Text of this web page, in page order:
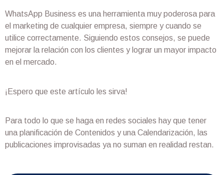
WhatsApp Business es una herramienta muy poderosa para
el marketing de cualquier empresa, siempre y cuando se
utilice correctamente. Siguiendo estos consejos, se puede
mejorar la relación con los clientes y lograr un mayor impacto
en el mercado.
¡Espero que este artículo les sirva!
Para todo lo que se haga en redes sociales hay que tener
una planificación de Contenidos y una Calendarización, las
publicaciones improvisadas ya no suman en realidad restan.​